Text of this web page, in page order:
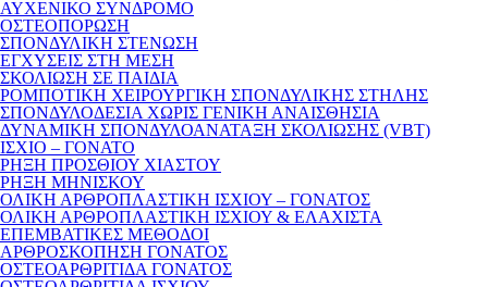
ΑΥΧΕΝΙΚΟ ΣΥΝΔΡΟΜΟ
ΟΣΤΕΟΠΟΡΩΣΗ
ΣΠΟΝΔΥΛΙΚΗ ΣΤΕΝΩΣΗ
ΕΓΧΥΣΕΙΣ ΣΤΗ ΜΕΣΗ
ΣΚΟΛΙΩΣΗ ΣΕ ΠΑΙΔΙΑ
ΡΟΜΠΟΤΙΚΗ ΧΕΙΡΟΥΡΓΙΚΗ ΣΠΟΝΔΥΛΙΚΗΣ ΣΤΗΛΗΣ
ΣΠΟΝΔΥΛΟΔΕΣΙΑ ΧΩΡΙΣ ΓΕΝΙΚΗ ΑΝΑΙΣΘΗΣΙΑ
ΔΥΝΑΜΙΚΗ ΣΠΟΝΔΥΛΟΑΝΑΤΑΞΗ ΣΚΟΛΙΩΣΗΣ (VBT)
ΙΣΧΙΟ – ΓΟΝΑΤΟ
ΡΗΞΗ ΠΡΟΣΘΙΟΥ ΧΙΑΣΤΟΥ
ΡΗΞΗ ΜΗΝΙΣΚΟΥ
ΟΛΙΚΗ ΑΡΘΡΟΠΛΑΣΤΙΚΗ ΙΣΧΙΟΥ – ΓΟΝΑΤΟΣ
ΟΛΙΚΗ ΑΡΘΡΟΠΛΑΣΤΙΚΗ ΙΣΧΙΟΥ & ΕΛΑΧΙΣΤΑ
ΕΠΕΜΒΑΤΙΚΕΣ ΜΕΘΟΔΟΙ
ΑΡΘΡΟΣΚΟΠΗΣΗ ΓΟΝΑΤΟΣ
ΟΣΤΕΟΑΡΘΡΙΤΙΔΑ ΓΟΝΑΤΟΣ